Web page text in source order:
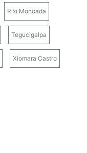
Rixi Moncada
Tegucigalpa
Xiomara Castro